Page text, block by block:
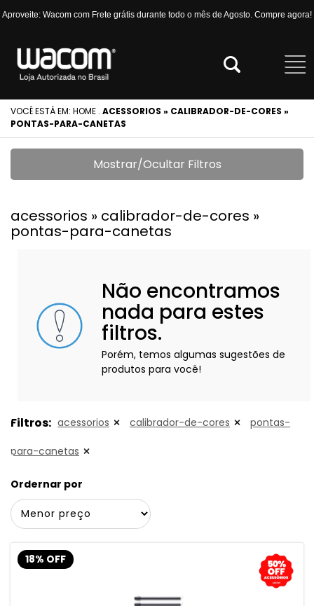
Aproveite: Wacom com Frete grátis durante todo o mês de Agosto. Compre agora!
VOCÊ ESTÁ EM: HOME . ACESSORIOS » CALIBRADOR-DE-CORES »
PONTAS-PARA-CANETAS
Mostrar/Ocultar Filtros
acessorios » calibrador-de-cores »
pontas-para-canetas
Não encontramos
nada para estes
filtros.
Porém, temos algumas sugestões de
produtos para você!
Filtros: acessorios calibrador-de-cores pontas-
para-canetas
Ordernar por
18% OFF